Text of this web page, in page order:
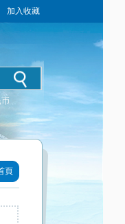
加入收藏
頁